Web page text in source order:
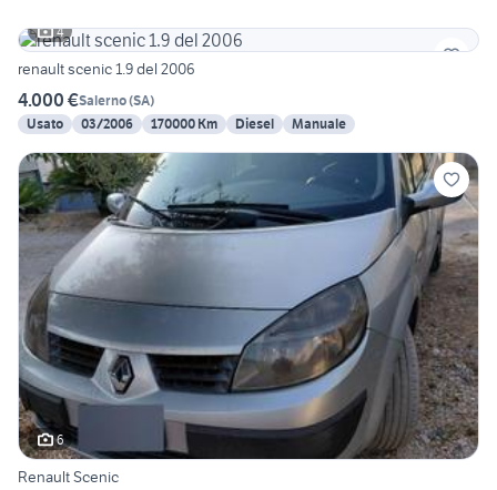
4
renault scenic 1.9 del 2006
4.000 €Salerno(SA)
Usato
03/2006 170000 Km Diesel Manuale
6
Renault Scenic